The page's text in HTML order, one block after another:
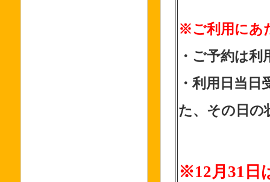
※ご利用にあ
・ご予約は
・利用日当
た、その日の
※12月31日